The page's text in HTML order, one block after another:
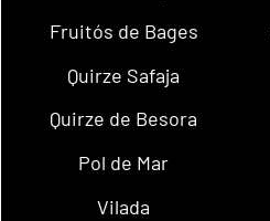
Fruitós de Bages
Quirze Safaja
Quirze de Besora
Pol de Mar
Vilada